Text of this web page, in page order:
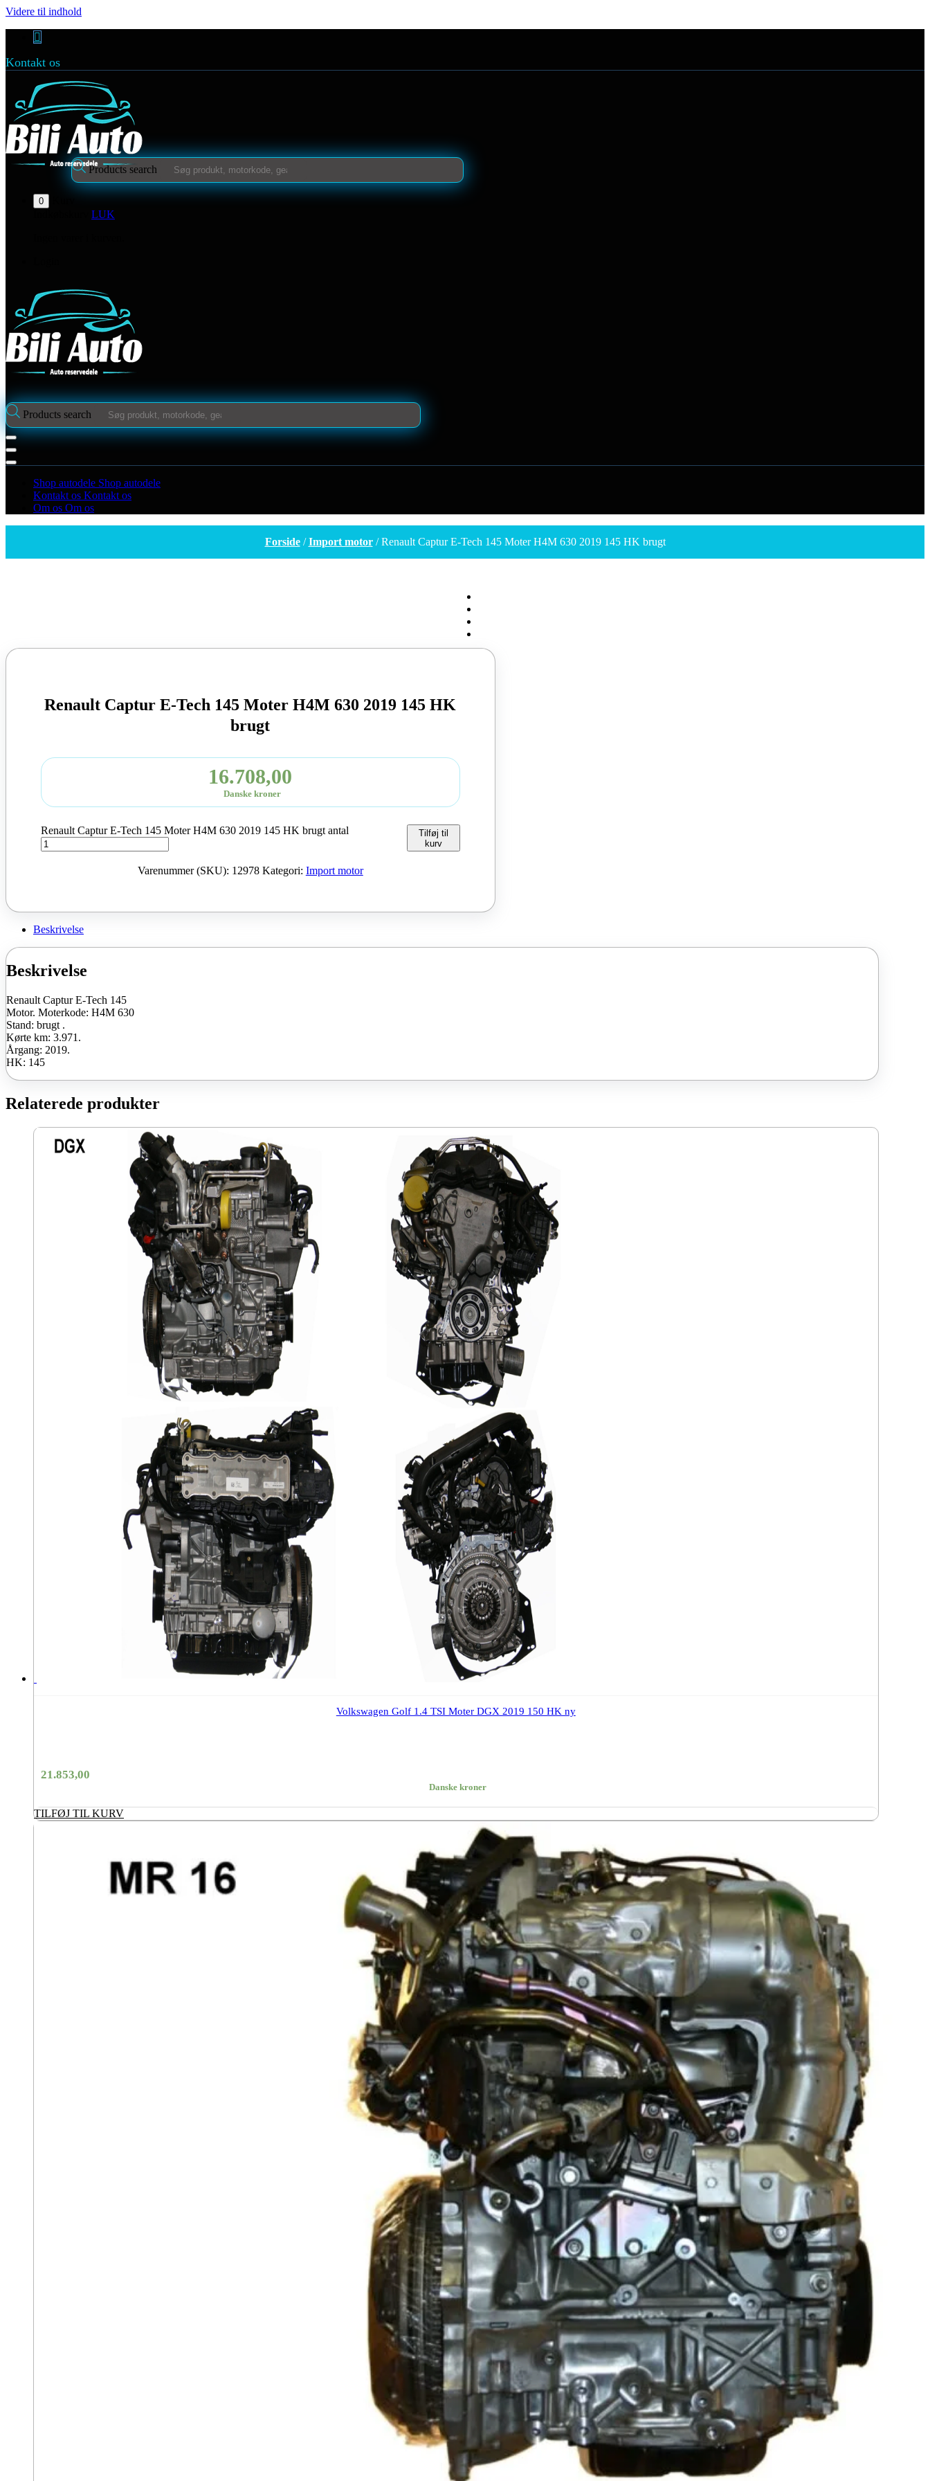
Videre til indhold
Kontakt os
Products search
0
LUK
Products search
Shop autodele Shop autodele
Kontakt os Kontakt os
Om os Om os
Forside/Import motor/ Renault Captur E-Tech 145 Moter H4M 630 2019 145 HK brugt
Renault Captur E-Tech 145 Moter H4M 630 2019 145 HK
brugt
16.708,00
Danske kroner
Renault Captur E-Tech 145 Moter H4M 630 2019 145 HK brugt antal
Tilføj til
kurv
Varenummer (SKU): 12978 Kategori: Import motor
Beskrivelse
Beskrivelse
Renault Captur E-Tech 145
Motor. Moterkode: H4M 630
Stand: brugt .
Kørte km: 3.971.
Årgang: 2019.
HK: 145
Relaterede produkter
Volkswagen Golf 1.4 TSI Moter DGX 2019 150 HK ny
21.853,00
Danske kroner
TILFØJ TIL KURV